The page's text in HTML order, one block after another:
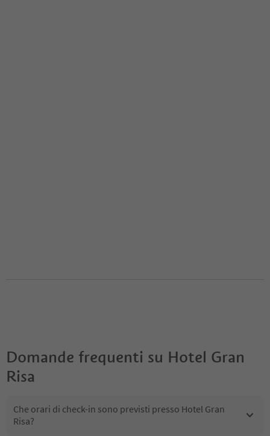
Domande frequenti su Hotel Gran
Risa
Che orari di check-in sono previsti presso Hotel Gran
Risa?